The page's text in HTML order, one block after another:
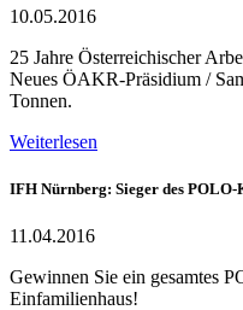
10.05.2016
25 Jahre Österreichischer
Neues ÖAKR-Präsidium /
Tonnen.
Weiterlesen
IFH Nürnberg: Sieger des
11.04.2016
Gewinnen Sie ein gesamtes
Einfamilienhaus!